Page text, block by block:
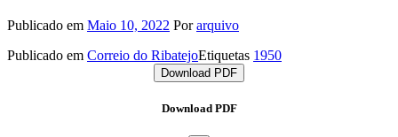
Publicado em Maio 10, 2022 Porarquivo
Publicado em Correio do RibatejoEtiquetas 1950
Download PDF
Download PDF